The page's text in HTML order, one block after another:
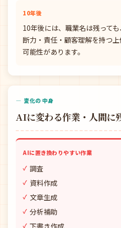
10年後
10年後には、職業名は残って
断力・責任・顧客理解を持つ
可能性があります。
— 変化の中身
AIに変わる作業・人間に
AIに置き換わりやすい作業
調査
資料作成
文章生成
分析補助
下書き作成